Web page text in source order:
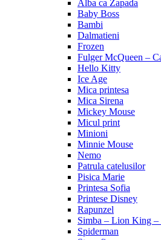
Alba ca Zapada
Baby Boss
Bambi
Dalmatieni
Frozen
Fulger McQueen –
Hello Kitty
Ice Age
Mica printesa
Mica Sirena
Mickey Mouse
Micul print
Minioni
Minnie Mouse
Nemo
Patrula catelusilor
Pisica Marie
Printesa Sofia
Printese Disney
Rapunzel
Simba – Lion King –
Spiderman